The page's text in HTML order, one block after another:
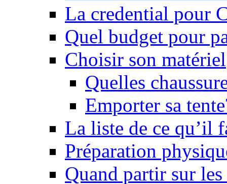
La credential pour
Quel budget pour
Choisir son matériel
Quelles
Emporter sa
La liste de ce qu’il
Préparation
Quand partir sur